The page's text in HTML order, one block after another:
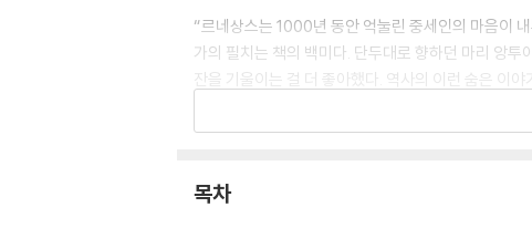
“르네상스는 1000년 동안 억눌린 중세인의 마음이
가의 필치는 책의 백미다. 단두대로 향하던 마리 앙
잔을 기울이는 걸 더 좋아했다. 역사의 이런 숨은 이
입력 있는 내용이 마음을 사로잡는다. 이 한 권으로
목차